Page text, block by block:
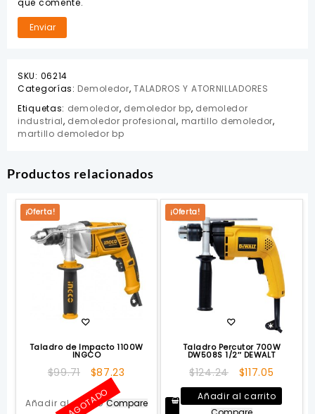
que comente.
SKU: 06214
Categorías: Demoledor,TALADROS Y ATORNILLADORES
Etiquetas: demoledor, demoledor bp, demoledor
industrial, demoledor profesional, martillo demoledor,
martillo demoledor bp
Productos relacionados
¡Oferta!
Taladro de Impacto 1100W
INGCO
$99.71
El
precio
original
$87.23
actual
Añadir al carrito
AGOTADOCompare
¡Oferta!
Taladro Percutor 700W
DW508S 1/2″ DEWALT
$124.24
El
precio
original
$117.05
precio
actual
Añadir al carrito